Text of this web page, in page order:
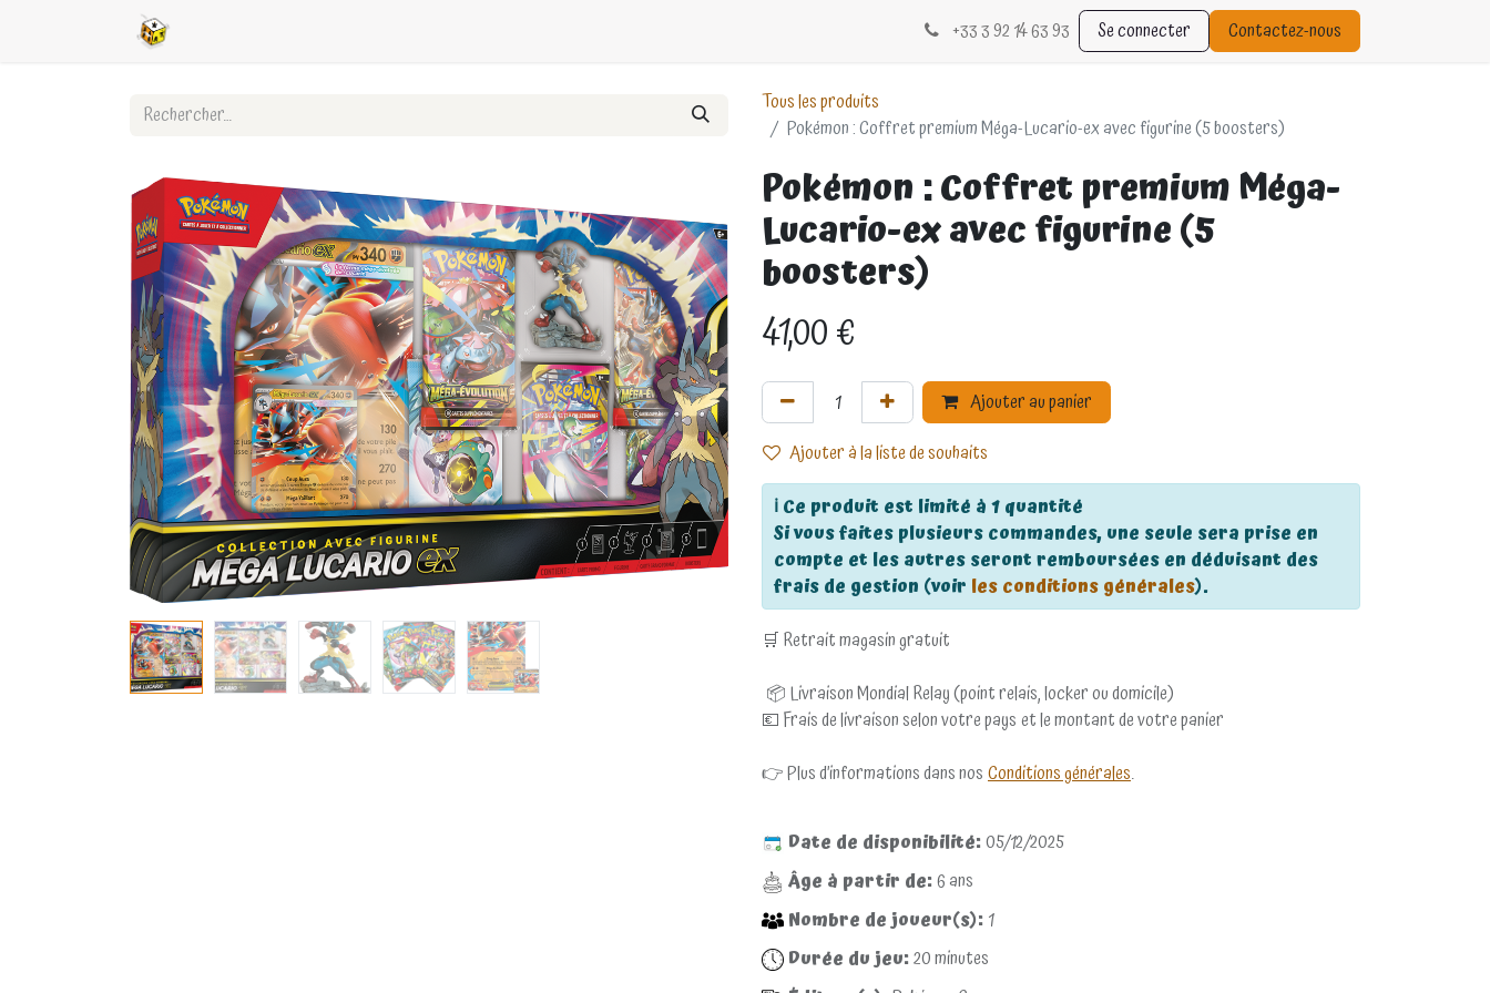
+33 3 92 14 63 93 Se connecter Contactez-nous
Tous les produits
Pokémon : Coffret premium Méga-Lucario-ex avec figurine (5 boosters)
Pokémon : Coffret premium Méga-
Lucario-ex avec figurine (5
boosters)
41,00€
Ajouter au panier
Ajouter à la liste de souhaits
ℹ️ Ce produit est limité à 1 quantité
Si vous faites plusieurs commandes, une seule sera prise en
compte et les autres seront remboursées en déduisant des
frais de gestion (voir les conditions générales).
🛒 Retrait magasin gratuit
📦 Livraison Mondial Relay (point relais, locker ou domicile)
💶 Frais de livraison selon votre pays et le montant de votre panier
👉 Plus d’informations dans nosConditions générales.
Date de disponibilité:05/12/2025
Âge à partir de:6ans
Nombre de joueur(s):1
Durée du jeu:20minutes